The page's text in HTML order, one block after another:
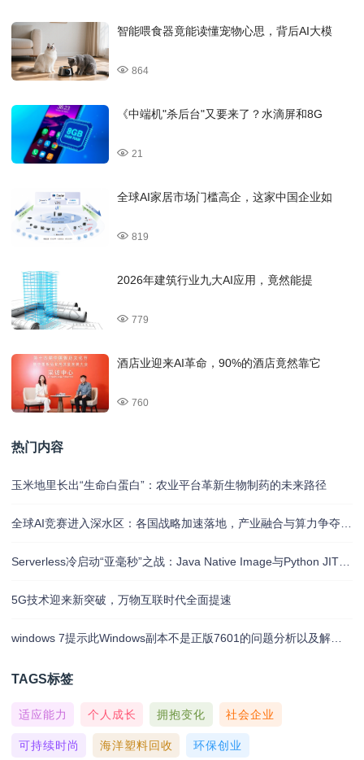
智能喂食器竟能读懂宠物心思，背后AI大模
864
《中端机"杀后台"又要来了？水滴屏和8G
21
全球AI家居市场门槛高企，这家中国企业如
819
2026年建筑行业九大AI应用，竟然能提
779
酒店业迎来AI革命，90%的酒店竟然靠它
760
热门内容
玉米地里长出“生命白蛋白”：农业平台革新生物制药的未来路径
5G技术迎来新突破，万物互联时代全面提速
TAGS标签
适应能力 个人成长 拥抱变化 社会企业
可持续时尚 海洋塑料回收 环保创业